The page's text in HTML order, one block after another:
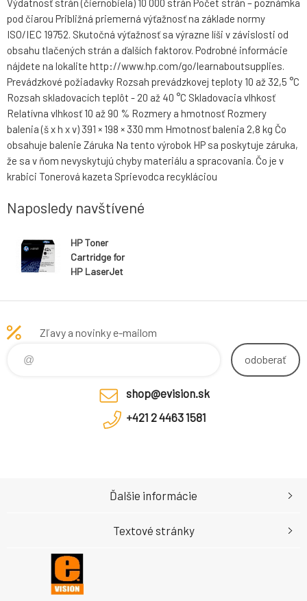
Výdatnosť strán (čiernobiela) 10 000 strán Počet strán – poznámka
pod čiarou Približná priemerná výťažnosť na základe normy
ISO/IEC 19752. Skutočná výťažnosť sa výrazne líši v závislosti od
obsahu tlačených strán a ďalších faktorov. Podrobné informácie
nájdete na lokalite http://www.hp.com/go/learnaboutsupplies.
Prevádzkové požiadavky Rozsah prevádzkovej teploty 10 až 32,5 °C
Rozsah skladovacích teplôt - 20 až 40 °C Skladovacia vlhkosť
Relatívna vlhkosť 10 až 90 % Rozmery a hmotnosť Rozmery
balenia (š x h x v) 391 × 198 × 330 mm Hmotnosť balenia 2,8 kg Čo
obsahuje balenie Záruka Na tento výrobok HP sa poskytuje záruka,
že sa v ňom nevyskytujú chyby materiálu a spracovania. Čo je v
krabici Tonerová kazeta Sprievodca recykláciou
Naposledy navštívené
HP Toner
Cartridge for
HP LaserJet
(10.000)
Zľavy a novinky e-mailom
odoberať
shop@evision.sk
+421 2 4463 1581
Ďalšie informácie
Textové stránky